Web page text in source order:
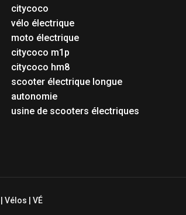
citycoco
vélo électrique
moto électrique
citycoco m1p
citycoco hm8
scooter électrique longue
autonomie
usine de scooters électriques
Vélos | VÉ